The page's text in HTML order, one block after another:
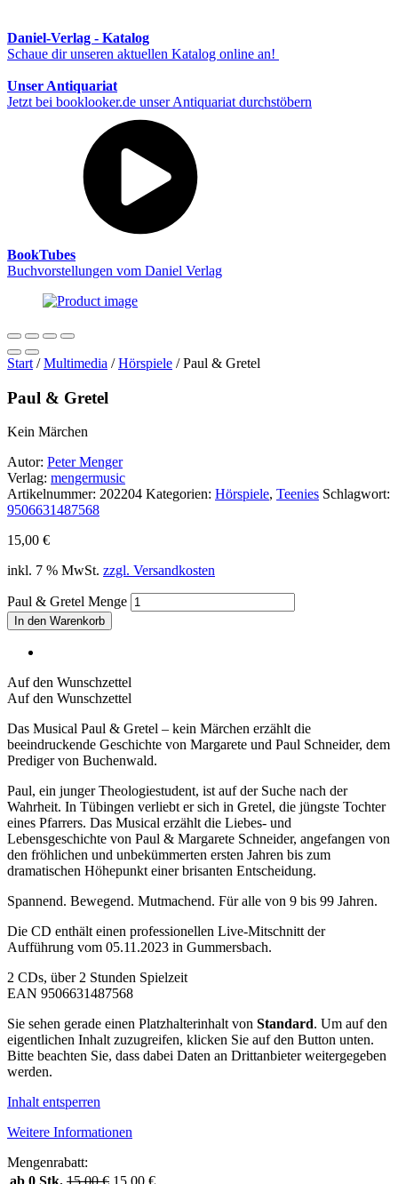
Daniel-Verlag - Katalog
Schaue dir unseren aktuellen Katalog online an!
Unser Antiquariat
Jetzt bei booklooker.de unser Antiquariat durchstöbern
BookTubes
Buchvorstellungen vom Daniel Verlag
Start /Multimedia /Hörspiele / Paul & Gretel
Paul & Gretel
Kein Märchen
Autor: Peter Menger
Verlag: mengermusic
Artikelnummer: 202204 Kategorien: Hörspiele, Teenies Schlagwort:
9506631487568
15,00 €
inkl. 7 % MwSt. zzgl. Versandkosten
Paul & Gretel Menge
In den Warenkorb
Auf den Wunschzettel
Auf den Wunschzettel
Das Musical Paul & Gretel – kein Märchen erzählt die
beeindruckende Geschichte von Margarete und Paul Schneider, dem
Prediger von Buchenwald.
Paul, ein junger Theologiestudent, ist auf der Suche nach der
Wahrheit. In Tübingen verliebt er sich in Gretel, die jüngste Tochter
eines Pfarrers. Das Musical erzählt die Liebes- und
Lebensgeschichte von Paul & Margarete Schneider, angefangen von
den fröhlichen und unbekümmerten ersten Jahren bis zum
dramatischen Höhepunkt einer brisanten Entscheidung.
Spannend. Bewegend. Mutmachend. Für alle von 9 bis 99 Jahren.
Die CD enthält einen professionellen Live-Mitschnitt der
Aufführung vom 05.11.2023 in Gummersbach.
2 CDs, über 2 Stunden Spielzeit
EAN 9506631487568
Sie sehen gerade einen Platzhalterinhalt von Standard. Um auf den
eigentlichen Inhalt zuzugreifen, klicken Sie auf den Button unten.
Bitte beachten Sie, dass dabei Daten an Drittanbieter weitergegeben
werden.
Inhalt entsperren
Weitere Informationen
Mengenrabatt: